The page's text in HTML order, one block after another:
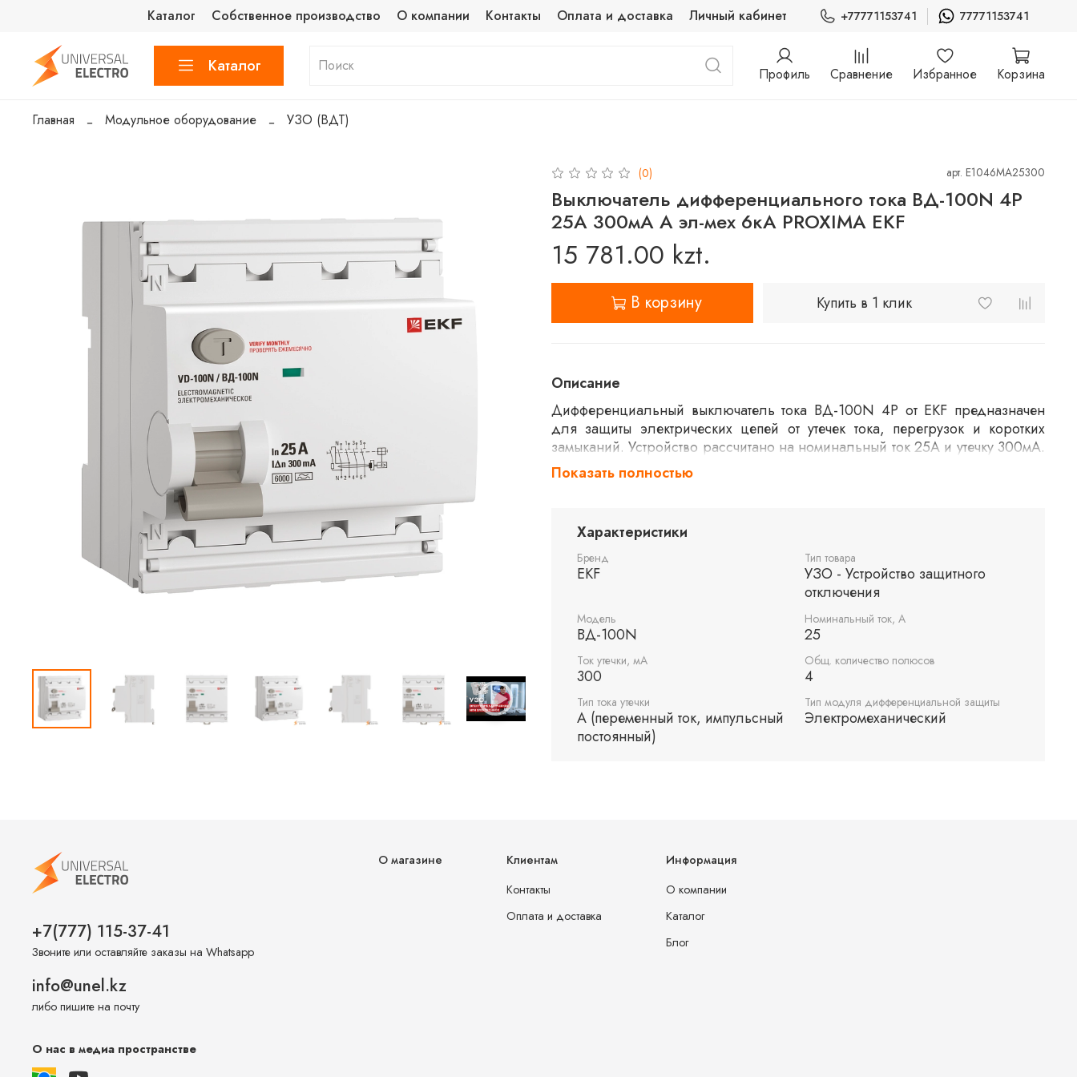
Каталог Собственное производство О компании Контакты Оплата и доставка Личный кабинет +77771153741 77771153741
Каталог Профиль Сравнение Избранное Корзина
Главная Модульное оборудование УЗО (ВДТ)
(0) арт. E1046MA25300
Выключатель дифференциального тока ВД-100N 4P
25А 300мА A эл-мех 6кА PROXIMA EKF
15 781.00 kzt.
В корзину Купить в 1 клик
Описание
Дифференциальный выключатель тока ВД-100N 4P от EKF предназначен
для защиты электрических цепей от утечек тока, перегрузок и коротких
замыканий. Устройство рассчитано на номинальный ток 25А и утечку 300мА.
Обеспечивает надежную защиту благодаря электромеханическому
принципу действия и высокой отключающей способности 6кА. Подходит
Показать полностью
Характеристики
Бренд
EKF
Тип товара
УЗО - Устройство защитного
отключения
Модель
ВД-100N
Номинальный ток, А
25
Ток утечки, мА
300
Общ. количество полюсов
4
Тип тока утечки
A (переменный ток, импульсный
постоянный)
Тип модуля дифференциальной защиты
Электромеханический
О магазине
Клиентам
Контакты
Оплата и доставка
Информация
О компании
Каталог
Блог
+7(777) 115-37-41
Звоните или оставляйте заказы на Whatsapp
info@unel.kz
либо пишите на почту
О нас в медиа пространстве